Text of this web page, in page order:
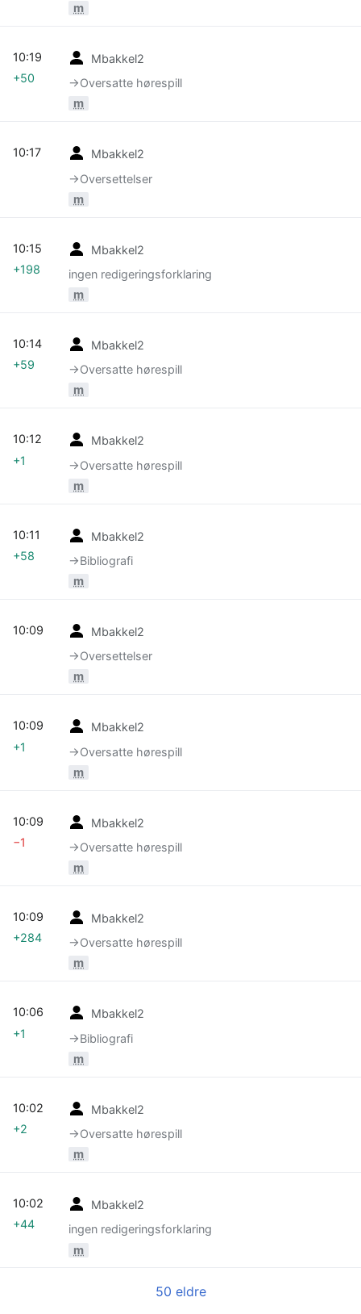
m
Mbakkel2
→‎Oversatte hørespill
m
10:19
+50
Mbakkel2
→‎Oversettelser
m
10:17
Mbakkel2
ingen redigeringsforklaring
m
10:15
+198
Mbakkel2
→‎Oversatte hørespill
m
10:14
+59
Mbakkel2
→‎Oversatte hørespill
m
10:12
+1
Mbakkel2
→‎Bibliografi
m
10:11
+58
Mbakkel2
→‎Oversettelser
m
10:09
Mbakkel2
→‎Oversatte hørespill
m
10:09
+1
Mbakkel2
→‎Oversatte hørespill
m
10:09
−1
Mbakkel2
→‎Oversatte hørespill
m
10:09
+284
Mbakkel2
→‎Bibliografi
m
10:06
+1
Mbakkel2
→‎Oversatte hørespill
m
10:02
+2
Mbakkel2
ingen redigeringsforklaring
m
10:02
+44
50 eldre